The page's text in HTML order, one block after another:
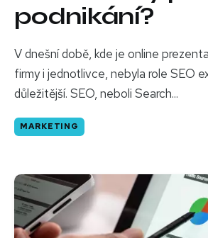
podnikání?
V dnešní době, kde je online
firmy i jednotlivce, nebyla role SEO
důležitější. SEO, neboli Search...
MARKETING